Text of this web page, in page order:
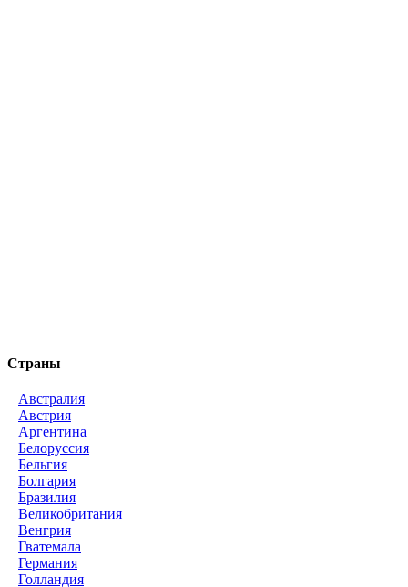
Страны
Австралия
Австрия
Аргентина
Белоруссия
Бельгия
Болгария
Бразилия
Великобритания
Венгрия
Гватемала
Германия
Голландия